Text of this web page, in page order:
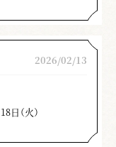
2026/02/13
日（火）